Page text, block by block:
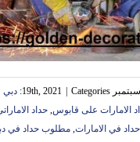
سبتمبر 19th, 2021 Categories: دبي
الامارات على قابوس, حداد
في الامارات, مطلوب حداد في